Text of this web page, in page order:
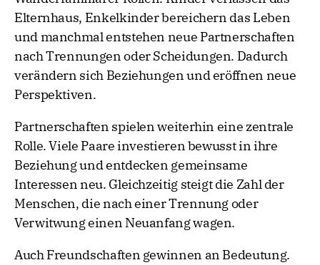
Elternhaus, Enkelkinder bereichern das Leben
und manchmal entstehen neue Partnerschaften
nach Trennungen oder Scheidungen. Dadurch
verändern sich Beziehungen und eröffnen neue
Perspektiven.
Partnerschaften spielen weiterhin eine zentrale
Rolle. Viele Paare investieren bewusst in ihre
Beziehung und entdecken gemeinsame
Interessen neu. Gleichzeitig steigt die Zahl der
Menschen, die nach einer Trennung oder
Verwitwung einen Neuanfang wagen.
Auch Freundschaften gewinnen an Bedeutung.